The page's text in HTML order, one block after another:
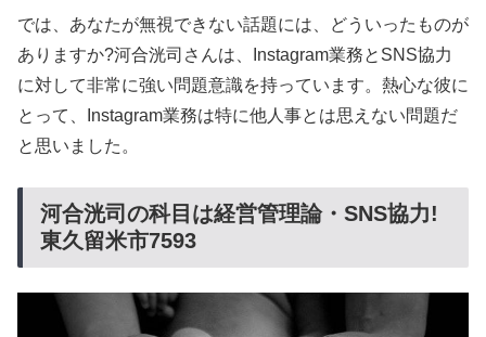
では、あなたが無視できない話題には、どういったものが
ありますか?河合洸司さんは、Instagram業務とSNS協力
に対して非常に強い問題意識を持っています。熱心な彼に
とって、Instagram業務は特に他人事とは思えない問題だ
と思いました。
河合洸司の科目は経営管理論・SNS協力!
東久留米市7593